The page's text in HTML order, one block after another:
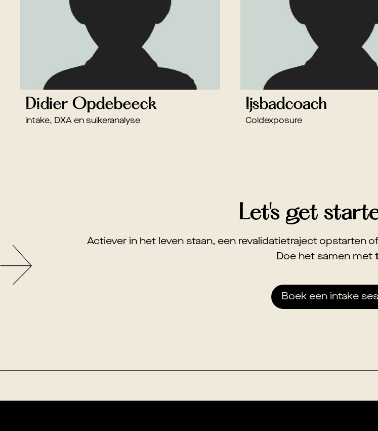
Didier Opdebeeck
intake, DXA en suikeranalyse
Ijsbadcoach
Coldexposure
Let's get
Actiever in het leven staan, een revalidatietraject opstarten
Doe het samen met
Boek een intake